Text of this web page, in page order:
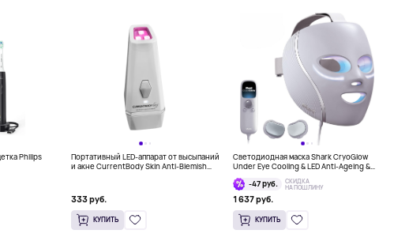
Philips
Портативный LED-аппарат от высыпаний
и акне CurrentBody Skin Anti-Blemish
333 руб.
КУПИТЬ
Светодиодная маска Shark CryoGlow
Under Eye Cooling & LED Anti-Ageing &
Blemish Repair Mask (модель FW312),
серая-47 руб.
СКИДКА
НА ПОШЛИНУ
1 637 руб.
КУПИТЬ